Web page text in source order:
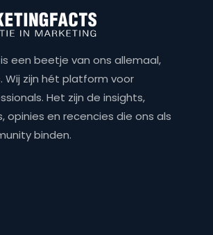
een beetje van ons allemaal,
Wij zijn hét platform voor
Het zijn de insights,
opinies en recencies die ons als
binden.